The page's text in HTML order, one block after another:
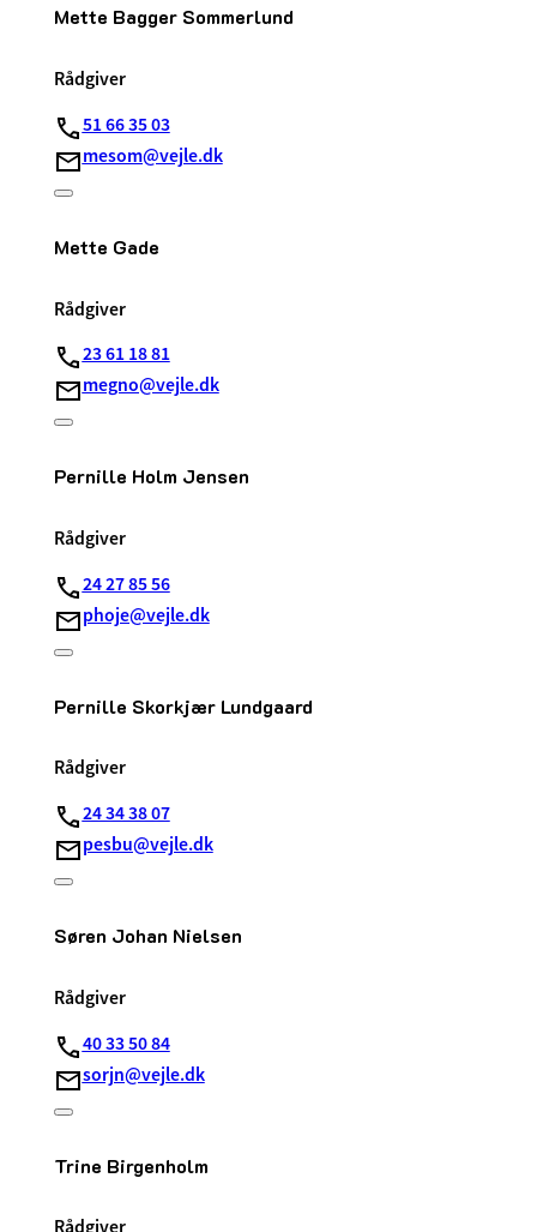
Mette Bagger Sommerlund
Rådgiver
51 66 35 03
mesom@vejle.dk
Mette Gade
Rådgiver
23 61 18 81
megno@vejle.dk
Pernille Holm Jensen
Rådgiver
24 27 85 56
phoje@vejle.dk
Pernille Skorkjær Lundgaard
Rådgiver
24 34 38 07
pesbu@vejle.dk
Søren Johan Nielsen
Rådgiver
40 33 50 84
sorjn@vejle.dk
Trine Birgenholm